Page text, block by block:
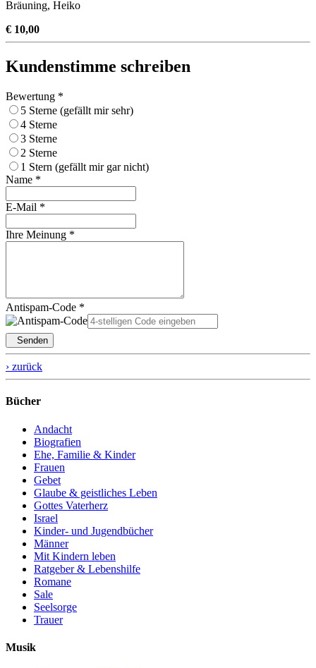
Bräuning, Heiko
€ 10,00
Kundenstimme schreiben
Bewertung *
5 Sterne (gefällt mir sehr)
4 Sterne
3 Sterne
2 Sterne
1 Stern (gefällt mir gar nicht)
Name *
E-Mail *
Ihre Meinung *
Antispam-Code *
Senden
› zurück
Bücher
Andacht
Biografien
Ehe, Familie & Kinder
Frauen
Gebet
Glaube & geistliches Leben
Gottes Vaterherz
Israel
Kinder- und Jugendbücher
Männer
Mit Kindern leben
Ratgeber & Lebenshilfe
Romane
Sale
Seelsorge
Trauer
Musik